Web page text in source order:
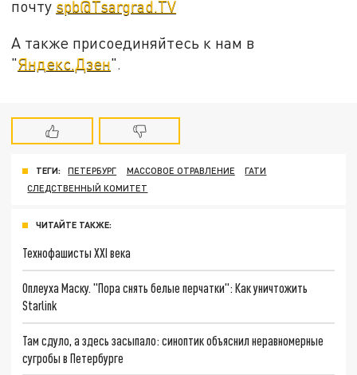
почту spb@Tsargrad.TV
А также присоединяйтесь к нам в
"Яндекс.Дзен".
ТЕГИ: ПЕТЕРБУРГ МАССОВОЕ ОТРАВЛЕНИЕ
ГАТИ
СЛЕДСТВЕННЫЙ КОМИТЕТ
ЧИТАЙТЕ ТАКЖЕ:
Технофашисты XXI века
Оплеуха Маску. "Пора снять белые перчатки": Как уничтожить
Starlink
Там сдуло, а здесь засыпало: синоптик объяснил неравномерные
сугробы в Петербурге